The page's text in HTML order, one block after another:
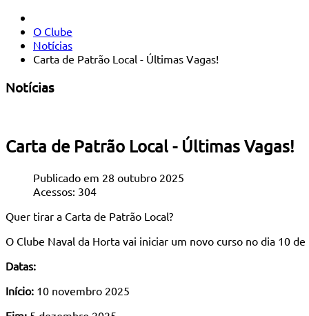
O Clube
Notícias
Carta de Patrão Local - Últimas Vagas!
Notícias
Carta de Patrão Local - Últimas Vagas!
Publicado em 28 outubro 2025
Acessos: 304
Quer tirar a Carta de Patrão Local?
O Clube Naval da Horta vai iniciar um novo curso no dia 10
Datas:
Início: 10 novembro 2025